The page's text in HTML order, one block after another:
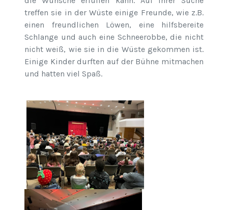
treffen sie in der Wüste einige Freunde, wie z.B.
einen freundlichen Löwen, eine hilfsbereite
Schlange und auch eine Schneerobbe, die nicht
nicht weiß, wie sie in die Wüste gekommen ist.
Einige Kinder durften auf der Bühne mitmachen
und hatten viel Spaß.